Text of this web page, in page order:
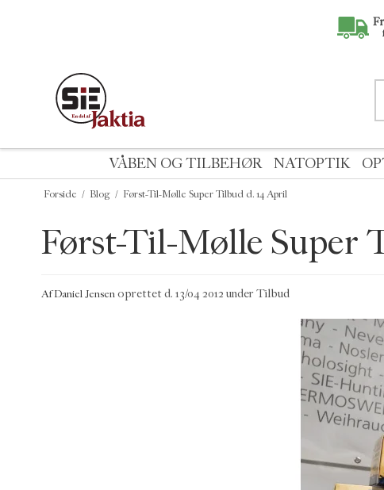
VÅBEN OG TILBEHØR NATOPTIK
Forside / Blog / Først-Til-Mølle Super Tilbud d. 14 April
Først-Til-Mølle Super
AfDaniel Jensen oprettet d. 13/04 2012 underTilbud